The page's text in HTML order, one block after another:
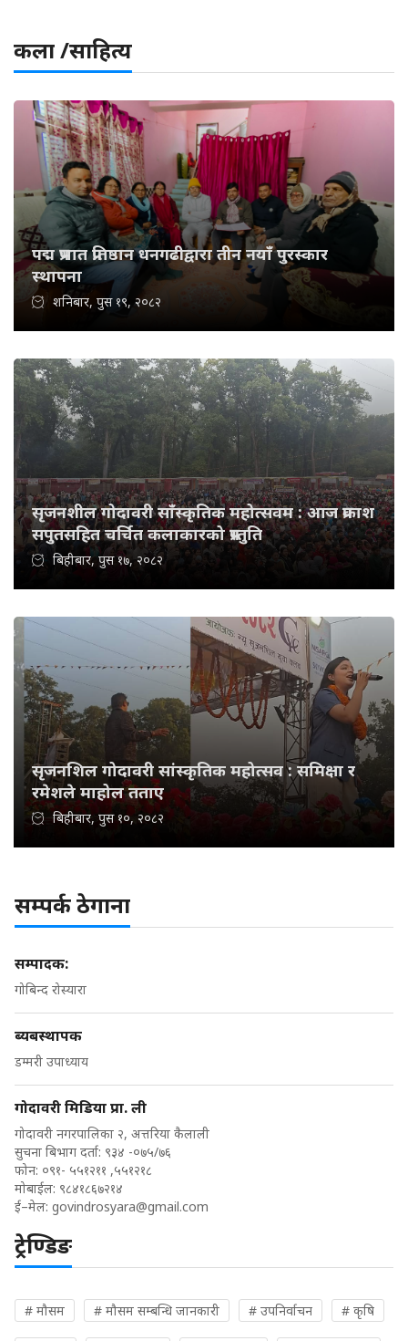
कला /साहित्य
पद्म प्रभात प्रतिष्ठान धनगढीद्वारा तीन नयाँ पुरस्कार
स्थापना
शनिबार, पुस १९, २०८२
सृजनशील गोदावरी साँस्कृतिक महोत्सवम : आज प्रकाश
सपुतसहित चर्चित कलाकारको प्रस्तुति
बिहीबार, पुस १७, २०८२
सृजनशिल गोदावरी सांस्कृतिक महोत्सव : समिक्षा र
रमेशले माहोल तताए
बिहीबार, पुस १०, २०८२
सम्पर्क ठेगाना
सम्पादक:
गोबिन्द रोस्यारा
ब्यबस्थापक
डम्मरी उपाध्याय
गोदावरी मिडिया प्रा. ली
गोदावरी नगरपालिका २, अत्तरिया कैलाली
सुचना बिभाग दर्ता: ९३४ -०७५/७६
फोन: ०९१- ५५१२११ ,५५१२१८
मोबाईल: ९८४१८६७२१४
ई–मेल: govindrosyara@gmail.com
ट्रेण्डिङ
# मौसम # मौसम सम्बन्धि जानकारी # उपनिर्वाचन # कृषि